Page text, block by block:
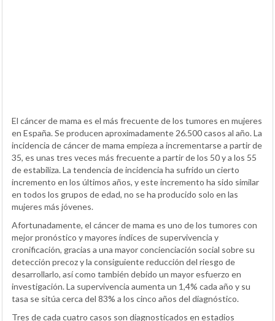
El cáncer de mama es el más frecuente de los tumores en mujeres
en España. Se producen aproximadamente 26.500 casos al año. La
incidencia de cáncer de mama empieza a incrementarse a partir de
35, es unas tres veces más frecuente a partir de los 50 y a los 55
de estabiliza. La tendencia de incidencia ha sufrido un cierto
incremento en los últimos años, y este incremento ha sido similar
en todos los grupos de edad, no se ha producido solo en las
mujeres más jóvenes.
Afortunadamente, el cáncer de mama es uno de los tumores con
mejor pronóstico y mayores índices de supervivencia y
cronificación, gracias a una mayor concienciación social sobre su
detección precoz y la consiguiente reducción del riesgo de
desarrollarlo, así como también debido un mayor esfuerzo en
investigación. La supervivencia aumenta un 1,4% cada año y su
tasa se sitúa cerca del 83% a los cinco años del diagnóstico.
Tres de cada cuatro casos son diagnosticados en estadios